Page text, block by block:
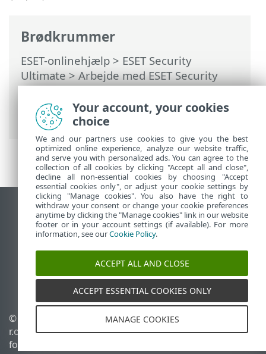
Brødkrummer
ESET-onlinehjælp > ESET Security
Ultimate>Arbejde med ESET Security
Ultimate>Opsætning>
Sikkerhedsværktøjer> Sikker bank og
browsing
Vis computerwebsted
End of Life
ESET-vidensbase
ESET-forum
ESET Status Portal
Regional support
© 1992 - 2025 ESET, spol. s
r.o. – Alle rettigheder
forbeholdes.
Administrer cookies
Cookiepolitik
Your account, your cookies
choice
We and our partners use cookies to give you the best
optimized online experience, analyze our website traffic,
and serve you with personalized ads. You can agree to the
collection of all cookies by clicking "Accept all and close",
decline all non-essential cookies by choosing "Accept
essential cookies only", or adjust your cookie settings by
clicking "Manage cookies". You also have the right to
withdraw your consent or change your cookie preferences
anytime by clicking the "Manage cookies" link in our website
footer or in your account settings (if available). For more
information, see ourCookie Policy.
ACCEPT ALL AND CLOSE
ACCEPT ESSENTIAL COOKIES ONLY
MANAGE COOKIES